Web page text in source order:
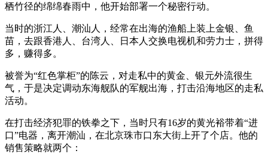
栖竹径的绵绵春雨中，他开始部署一个秘密行动。
当时的浙江人、潮汕人，经常在出海的渔船上装上金银、鱼
苗，去跟香港人、台湾人、日本人交换电视机和劳力士，拼得
多，赚得多。
被誉为“红色掌柜”的陈云，对走私中的黄金、银元外流很生
气，于是决定调动东海舰队的军舰出海，打击沿海地区的走私
活动。
在打击经济犯罪的铁拳之下，当时只有16岁的黄光裕带着“进
口”电器，离开潮汕，在北京珠市口东大街上开了个店。他的
销售策略就两个：